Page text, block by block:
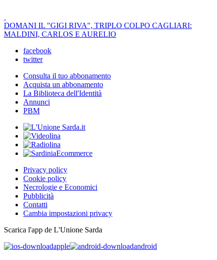
DOMANI IL "GIGI RIVA", TRIPLO COLPO CAGLIARI:
MALDINI, CARLOS E AURELIO
facebook
twitter
Consulta il tuo abbonamento
Acquista un abbonamento
La Biblioteca dell'Identità
Annunci
PBM
Privacy policy
Cookie policy
Necrologie e Economici
Pubblicità
Contatti
Cambia impostazioni privacy
Scarica l'app de L'Unione Sarda
apple
android